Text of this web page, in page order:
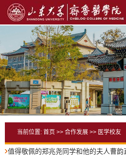
当前位置: 首页 >> 合作发展 >> 医学校友
值得敬佩的郑兆尧同学和他的夫人曹韵